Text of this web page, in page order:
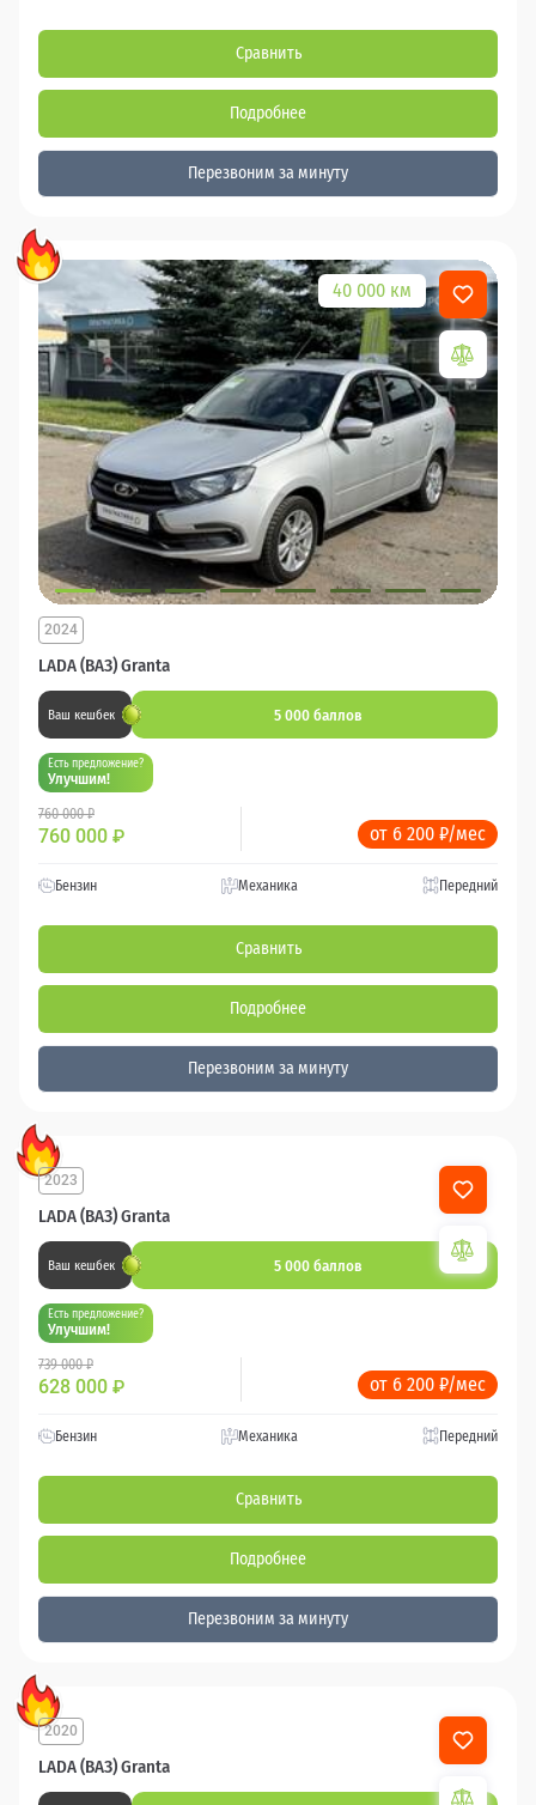
Сравнить
Подробнее
Перезвоним за минуту
40 000 км
LADA (ВАЗ) Granta
2024
Ваш кешбек 5 000 баллов
Есть предложение?
Улучшим!
760 000 ₽
760 000 ₽ от 6 200 ₽/мес
Бензин Механика Передний
Сравнить
Подробнее
Перезвоним за минуту
LADA (ВАЗ) Granta
2023
Ваш кешбек 5 000 баллов
Есть предложение?
Улучшим!
739 000 ₽
628 000 ₽ от 6 200 ₽/мес
Бензин Механика Передний
Сравнить
Подробнее
Перезвоним за минуту
LADA (ВАЗ) Granta
2020